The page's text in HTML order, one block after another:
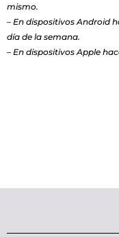
mismo.
– En dispositivos Android
día de la semana.
– En dispositivos Apple